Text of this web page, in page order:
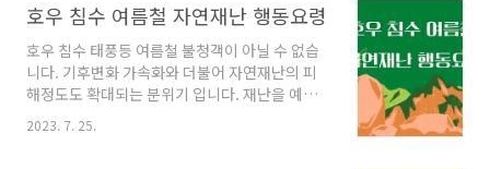
과 같습니다.국가장학금 Ⅰ유형 : 학생 직접 지원
형대한민국..
차분하게 대응할 수 있도록 해야 할 것 같습니다.
지진 재난 경보를 듣게되면 집안에 떨어지기 쉬
운 물건들은 고정하도록 합니다. - 그릇장 & 장식
장 안의 물건들은 쏟아지지 않도록 문을 고정해
줍니다. - 창문 유리부분은 필름을 붙여 파손 되
호우 침수 여름철 자연재난 행동요령
호우 침수 태풍등 여름철 불청객이 아닐 수 없습
니다. 기후변화 가속화와 더불어 자연재난의 피
해정도도 확대되는 분위기 입니다. 재난을 예방
할 수 있으면 좋겠지만 아직은 예방이 어려우니
발생시 행동요령을 잘 숙지하고 대처하면 피해를
2023. 7. 25.